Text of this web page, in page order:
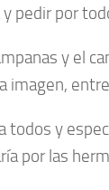
pedir por
y el
imagen,
y
por las